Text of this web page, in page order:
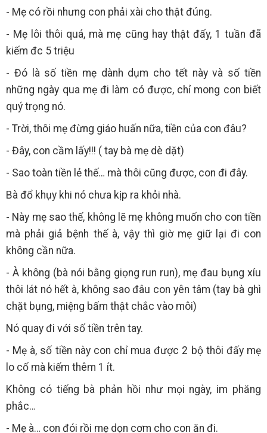
- Mẹ có rồi nhưng con phải xài cho thật đúng.
- Mẹ lôi thôi quá, mà mẹ cũng hay thật đấy, 1 tuần đã
kiếm đc 5 triệu
- Đó là số tiền mẹ dành dụm cho tết này và số tiền
những ngày qua mẹ đi làm có được, chỉ mong con biết
quý trọng nó.
- Trời, thôi mẹ đừng giáo huấn nữa, tiền của con đâu?
- Đây, con cầm lấy!!! ( tay bà mẹ dè dặt)
- Sao toàn tiền lẻ thế… mà thôi cũng được, con đi đây.
Bà đổ khụy khi nó chưa kịp ra khỏi nhà.
- Này mẹ sao thế, không lẽ mẹ không muốn cho con tiền
mà phải giả bệnh thế à, vậy thì giờ mẹ giữ lại đi con
không cần nữa.
- À không (bà nói bằng giọng run run), mẹ đau bụng xíu
thôi lát nó hết à, không sao đâu con yên tâm (tay bà ghì
chặt bụng, miệng bấm thật chắc vào môi)
Nó quay đi với số tiền trên tay.
- Mẹ à, số tiền này con chỉ mua được 2 bộ thôi đấy mẹ
lo cố mà kiếm thêm 1 ít.
Không có tiếng bà phản hồi như mọi ngày, im phăng
phắc…
- Mẹ à… con đói rồi mẹ dọn cơm cho con ăn đi.